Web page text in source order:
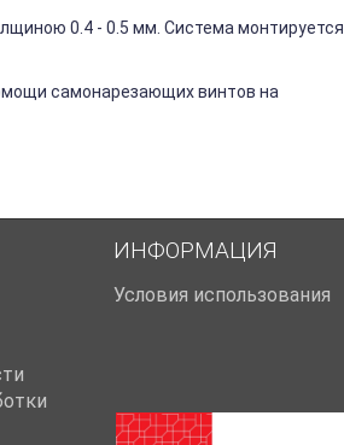
0.4 - 0.5 мм. Система монтируется
самонарезающих винтов на
ИНФОРМАЦИЯ
Условия использования